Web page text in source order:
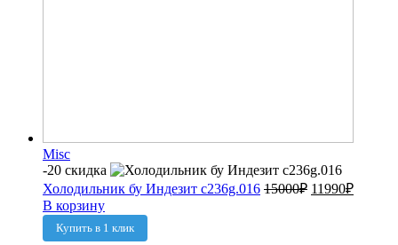
Misc
-20 скидка
Холодильник бу Индезит c236g.016 15000₽ 11990₽
В корзину
Купить в 1 клик